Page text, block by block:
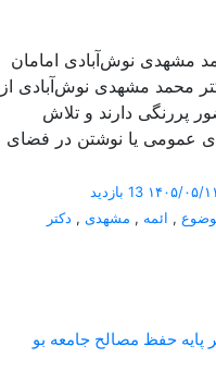
محمد مشهدی نوش‌آبادی از
پررنگی دارند و تلاش
عمومی یا نوشتن در فضای
13 بازدید
, ائمه , مشهدی , دکتر
پایه حفظ مصالح جامعه بو